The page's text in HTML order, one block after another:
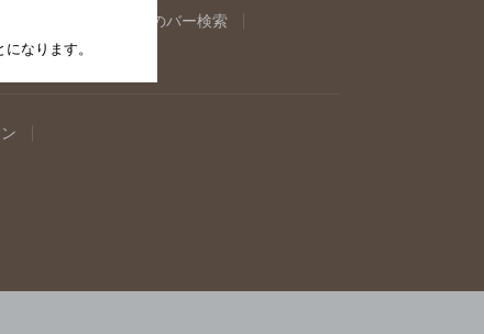
佐賀県のバー検索
なります。